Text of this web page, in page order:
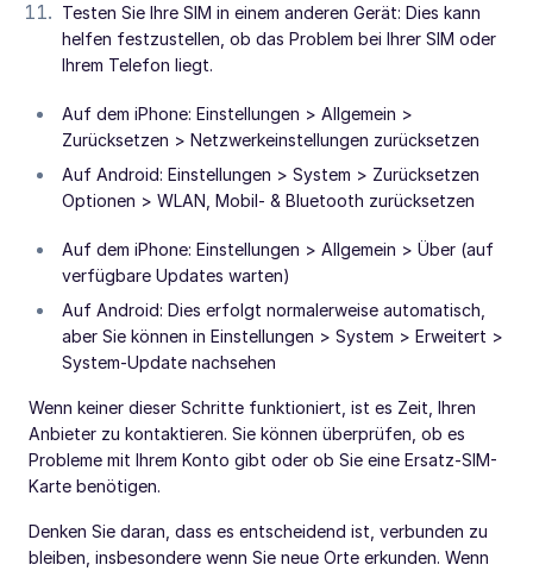
Testen Sie Ihre SIM in einem anderen Gerät: Dies kann
helfen festzustellen, ob das Problem bei Ihrer SIM oder
Ihrem Telefon liegt.
Auf dem iPhone: Einstellungen > Allgemein >
Zurücksetzen > Netzwerkeinstellungen zurücksetzen
Auf Android: Einstellungen > System > Zurücksetzen
Optionen > WLAN, Mobil- & Bluetooth zurücksetzen
Auf dem iPhone: Einstellungen > Allgemein > Über (auf
verfügbare Updates warten)
Auf Android: Dies erfolgt normalerweise automatisch,
aber Sie können in Einstellungen > System > Erweitert >
System-Update nachsehen
Wenn keiner dieser Schritte funktioniert, ist es Zeit, Ihren
Anbieter zu kontaktieren. Sie können überprüfen, ob es
Probleme mit Ihrem Konto gibt oder ob Sie eine Ersatz-SIM-
Karte benötigen.
Denken Sie daran, dass es entscheidend ist, verbunden zu
bleiben, insbesondere wenn Sie neue Orte erkunden. Wenn